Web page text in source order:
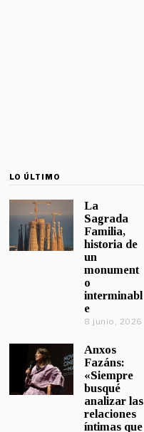
LO ÚLTIMO
La
Sagrada
Familia,
historia de
un
monument
o
interminabl
e
8 junio, 2026
Anxos
Fazáns:
«Siempre
busqué
analizar las
relaciones
íntimas que